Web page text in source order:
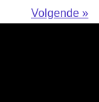
Volgende »